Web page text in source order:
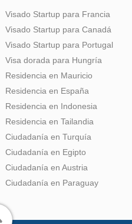
Visado Startup para Francia
Visado Startup para Canadá
Visado Startup para Portugal
Visa dorada para Hungría
Residencia en Mauricio
Residencia en España
Residencia en Indonesia
Residencia en Tailandia
Ciudadanía en Turquía
Ciudadanía en Egipto
Ciudadanía en Austria
Ciudadanía en Paraguay